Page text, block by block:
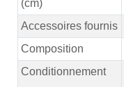
(cm)
Accessoires fournis
Composition
Conditionnement